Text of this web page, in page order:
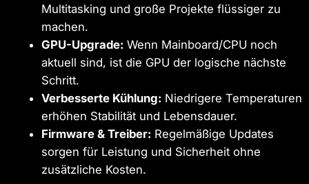
Multitasking und große Projekte flüssiger zu
machen.
GPU-Upgrade: Wenn Mainboard/CPU noch
aktuell sind, ist die GPU der logische nächste
Schritt.
Verbesserte Kühlung: Niedrigere Temperaturen
erhöhen Stabilität und Lebensdauer.
Firmware & Treiber: Regelmäßige Updates
sorgen für Leistung und Sicherheit ohne
zusätzliche Kosten.